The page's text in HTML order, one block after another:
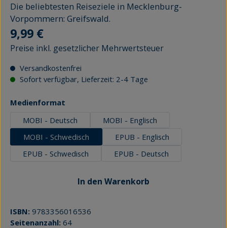
Die beliebtesten Reiseziele in Mecklenburg-
Vorpommern: Greifswald.
Regulärer Preis:
9,99 €
Preise inkl. gesetzlicher Mehrwertsteuer
Versandkostenfrei
Sofort verfügbar, Lieferzeit: 2-4 Tage
Medienformat
MOBI - Deutsch
MOBI - Englisch
MOBI - Schwedisch
EPUB - Englisch
EPUB - Schwedisch
EPUB - Deutsch
In den Warenkorb
ISBN: 9783356016536
Seitenanzahl: 64